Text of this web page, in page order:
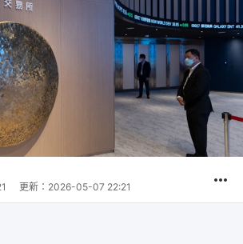
更新： 2026-05-07 22:21